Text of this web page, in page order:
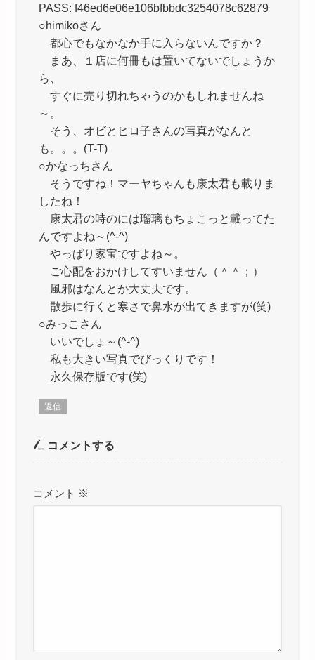
PASS: f46ed6e06e106bfbbdc3254078c62879
○himikoさん
都心でもなかなか手に入らないんですか？
まあ、１店に何冊もは置いてないでしょうか
ら、
すぐに売り切れちゃうのかもしれませんね
～。
そう、オビとヒロ子さんの写真がなんと
も。。。(T-T)
○かなっちさん
そうですね！マーヤちゃんも康太君も載りま
したね！
康太君の時のには瑠璃もちょこっと載ってた
んですよね～(^-^)
やっぱり家宝ですよね～。
ご心配をおかけしてすいません（＾＾；）
風邪はなんとか大丈夫です。
散歩に行くと寒さで鼻水が出てきますが(笑)
○みっこさん
いいでしょ～(^-^)
私も大きい写真でびっくりです！
永久保存版です(笑)
返信
コメントする
コメント ※